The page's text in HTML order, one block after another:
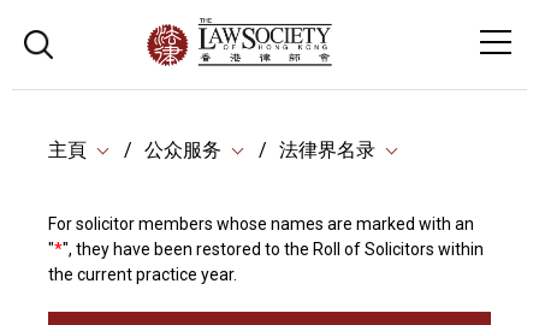
主頁 公众服务 法律界名录
For solicitor members whose names are marked with an
"*", they have been restored to the Roll of Solicitors within
the current practice year.